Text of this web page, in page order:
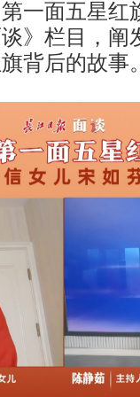
一面五星红
》栏目，阐
背后的故事